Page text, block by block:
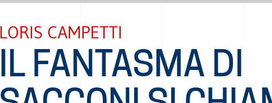
LORIS CAMPETTI
IL FANTASMA DI